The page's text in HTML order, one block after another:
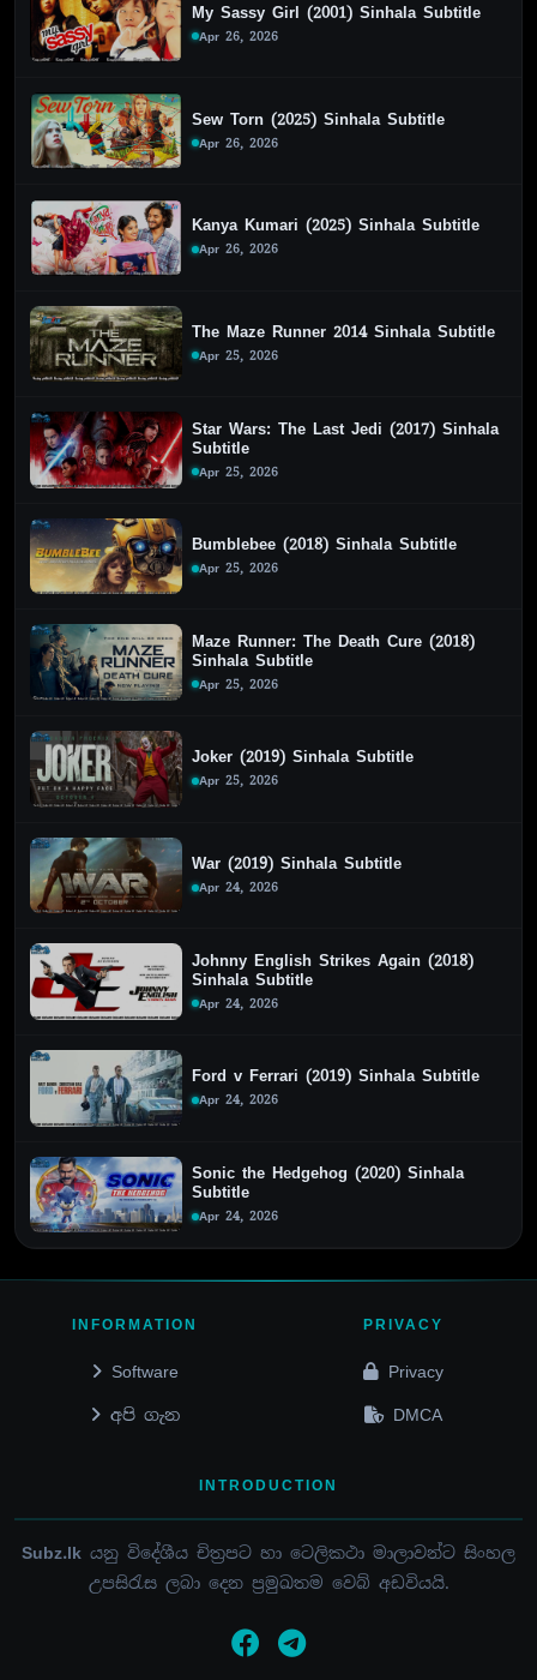
My Sassy Girl (2001) Sinhala Subtitle
Apr 26, 2026
Sew Torn (2025) Sinhala Subtitle
Apr 26, 2026
Kanya Kumari (2025) Sinhala Subtitle
Apr 26, 2026
The Maze Runner 2014 Sinhala Subtitle
Apr 25, 2026
Star Wars: The Last Jedi (2017) Sinhala
Subtitle
Apr 25, 2026
Bumblebee (2018) Sinhala Subtitle
Apr 25, 2026
Maze Runner: The Death Cure (2018)
Sinhala Subtitle
Apr 25, 2026
Joker (2019) Sinhala Subtitle
Apr 25, 2026
War (2019) Sinhala Subtitle
Apr 24, 2026
Johnny English Strikes Again (2018)
Sinhala Subtitle
Apr 24, 2026
Ford v Ferrari (2019) Sinhala Subtitle
Apr 24, 2026
Sonic the Hedgehog (2020) Sinhala
Subtitle
Apr 24, 2026
INFORMATION
Software
අපි ගැන
PRIVACY
Privacy
DMCA
INTRODUCTION
Subz.lk යනු විදේශීය චිත්‍රපට හා ටෙලිකථා මාලාවන්ට සිංහල
උපසිරැස ලබා දෙන ප්‍රමුඛතම වෙබ් අඩවියයි.